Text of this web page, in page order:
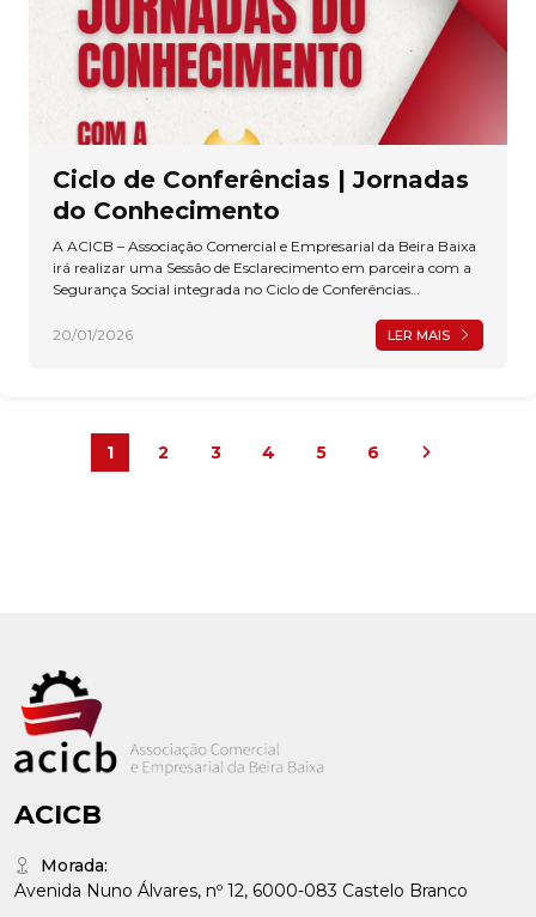
Ciclo de Conferências | Jornadas
do Conhecimento
A ACICB – Associação Comercial e Empresarial da Beira Baixa
irá realizar uma Sessão de Esclarecimento em parceira com a
Segurança Social integrada no Ciclo de Conferências
20/01/2026
LER MAIS
1 2 3 4 5 6
ACICB
Morada:
Avenida Nuno Álvares, nº 12, 6000-083 Castelo Branco